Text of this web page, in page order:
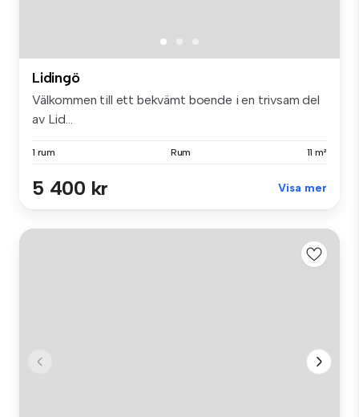
Lidingö
Välkommen till ett bekvämt boende i en trivsam del
av Lid...
1 rum Rum 11 m²
5 400 kr Visa mer